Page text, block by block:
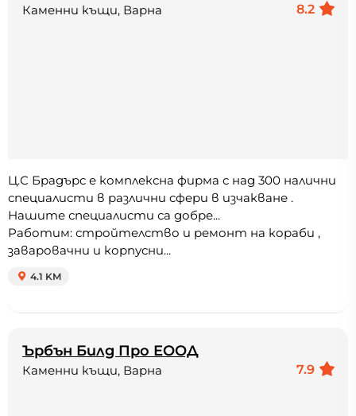
8.2
Каменни къщи, Варна
Ц.С Брадърс е комплексна фирма с над 300 налични
специалисти в различни сфери в изчакване .
Нашите специалисти са добре...
Работим: стройтелство и ремонт на кораби ,
заваровачни и корпусни...
4.1 KM
Ърбън Билд Про ЕООД
7.9
Каменни къщи, Варна